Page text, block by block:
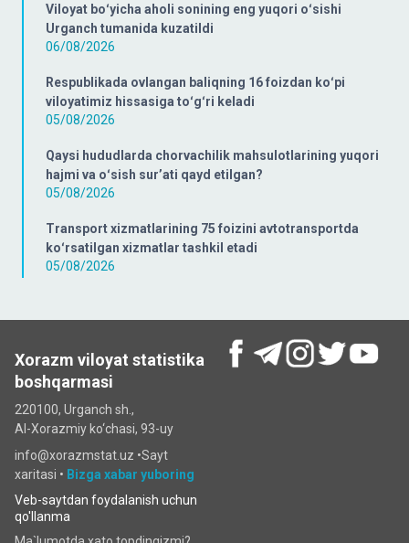
Viloyat boʻyicha aholi sonining eng yuqori oʻsishi
Urganch tumanida kuzatildi
06/08/2026
Respublikada ovlangan baliqning 16 foizdan koʻpi
viloyatimiz hissasiga toʻgʻri keladi
05/08/2026
Qaysi hududlarda chorvachilik mahsulotlarining yuqori
hajmi va oʻsish surʼati qayd etilgan?
05/08/2026
Transport xizmatlarining 75 foizini avtotransportda
koʻrsatilgan xizmatlar tashkil etadi
05/08/2026
Xorazm viloyat statistika
boshqarmasi
220100, Urganch sh.,
Al-Xorazmiy ko‘chаsi, 93-uy
info@xorazmstat.uz •Sayt
xaritasi • Bizga xabar yuboring
Veb-saytdan foydalanish uchun
qo'llanma